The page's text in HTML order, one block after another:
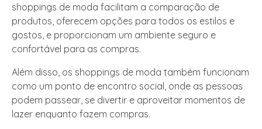
shoppings de moda facilitam a comparação de
produtos, oferecem opções para todos os estilos e
gostos, e proporcionam um ambiente seguro e
confortável para as compras.
Além disso, os shoppings de moda também funcionam
como um ponto de encontro social, onde as pessoas
podem passear, se divertir e aproveitar momentos de
lazer enquanto fazem compras.